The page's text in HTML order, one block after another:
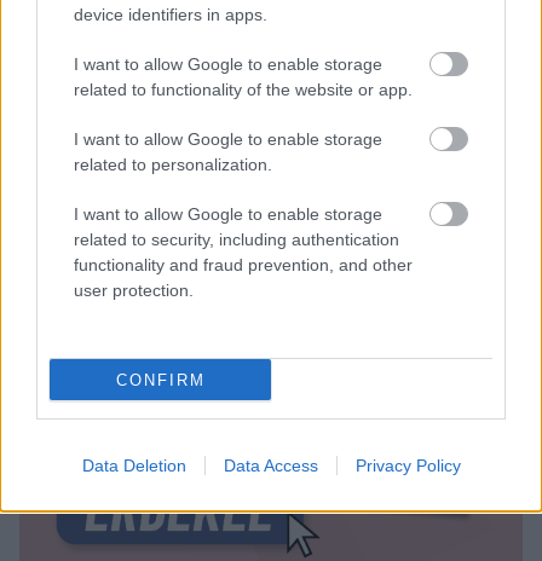
device identifiers in apps.
I want to allow Google to enable storage
related to functionality of the website or app.
I want to allow Google to enable storage
related to personalization.
I want to allow Google to enable storage
related to security, including authentication
functionality and fraud prevention, and other
user protection.
CONFIRM
Data Deletion Data Access Privacy Policy